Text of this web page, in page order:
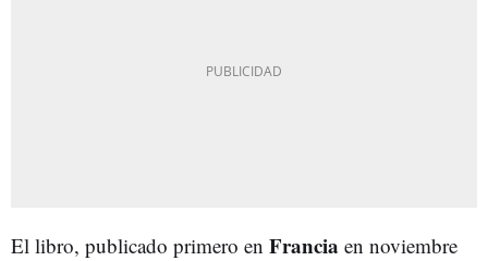
El libro, publicado primero en Francia en noviembre